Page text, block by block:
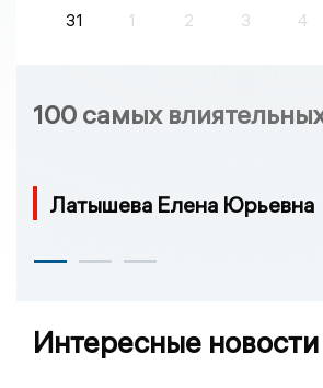
31 1 2 3 4
100 самых
Латышева Елена Юрьевна
Интересные новости